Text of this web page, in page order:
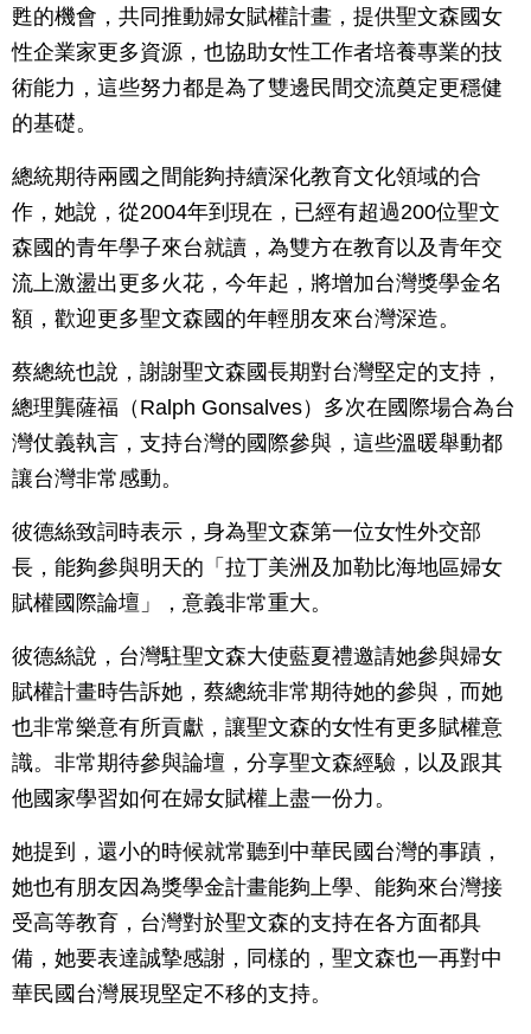
甦的機會，共同推動婦女賦權計畫，提供聖文森國女
性企業家更多資源，也協助女性工作者培養專業的技
術能力，這些努力都是為了雙邊民間交流奠定更穩健
的基礎。
總統期待兩國之間能夠持續深化教育文化領域的合
作，她說，從2004年到現在，已經有超過200位聖文
森國的青年學子來台就讀，為雙方在教育以及青年交
流上激盪出更多火花，今年起，將增加台灣獎學金名
額，歡迎更多聖文森國的年輕朋友來台灣深造。
蔡總統也說，謝謝聖文森國長期對台灣堅定的支持，
總理龔薩福（Ralph Gonsalves）多次在國際場合為台
灣仗義執言，支持台灣的國際參與，這些溫暖舉動都
讓台灣非常感動。
彼德絲致詞時表示，身為聖文森第一位女性外交部
長，能夠參與明天的「拉丁美洲及加勒比海地區婦女
賦權國際論壇」，意義非常重大。
彼德絲說，台灣駐聖文森大使藍夏禮邀請她參與婦女
賦權計畫時告訴她，蔡總統非常期待她的參與，而她
也非常樂意有所貢獻，讓聖文森的女性有更多賦權意
識。非常期待參與論壇，分享聖文森經驗，以及跟其
他國家學習如何在婦女賦權上盡一份力。
她提到，還小的時候就常聽到中華民國台灣的事蹟，
她也有朋友因為獎學金計畫能夠上學、能夠來台灣接
受高等教育，台灣對於聖文森的支持在各方面都具
備，她要表達誠摯感謝，同樣的，聖文森也一再對中
華民國台灣展現堅定不移的支持。